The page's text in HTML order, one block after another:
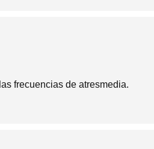
frecuencias de atresmedia.